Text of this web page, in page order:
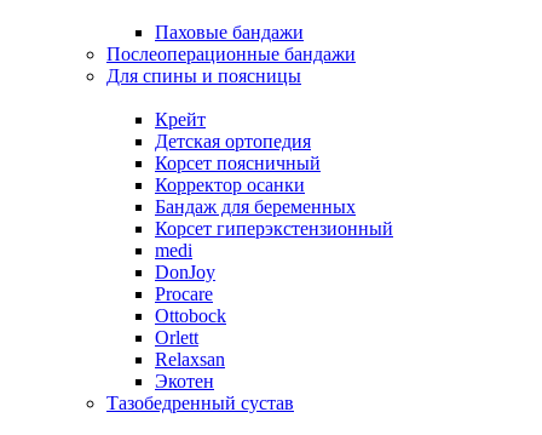
Паховые бандажи
Послеоперационные бандажи
Для спины и поясницы
Крейт
Детская ортопедия
Корсет поясничный
Корректор осанки
Бандаж для беременных
Корсет гиперэкстензионный
medi
DonJoy
Procare
Ottobock
Orlett
Relaxsan
Экотен
Тазобедренный сустав